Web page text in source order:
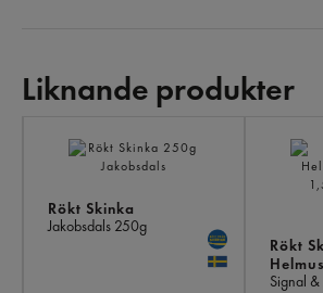
Liknande produkter
Rökt Skinka
Jakobsdals 250g
Rökt
Signal